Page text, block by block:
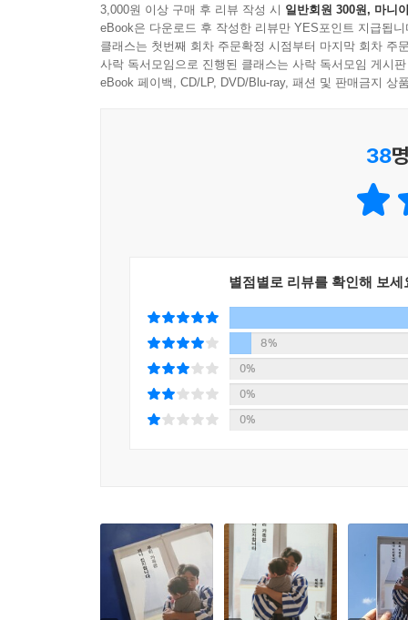
---「나의 iPhone에서 보냄」중에서
3,000원 이상 구매 후 리뷰 작성 시 일반회원 300원, 마니
eBook은 다운로드 후 작성한 리뷰만 YES포인트 지급됩니
클래스는 첫번째 회차 주문확정 시점부터 마지막 회차 주
사락 독서모임으로 진행된 클래스는 사락 독서모임 게시
eBook 페이백, CD/LP, DVD/Blu-ray, 패션 및 판매금지 상
38
별점별로 리뷰를 확인해 보세
8%
0%
0%
0%